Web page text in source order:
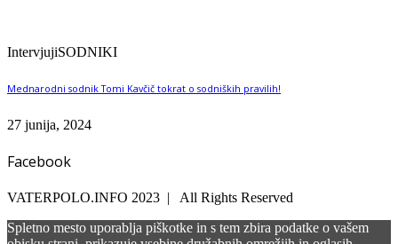
IntervjujiSODNIKI
Mednarodni sodnik Tomi Kavčič tokrat o sodniških pravilih!
27 junija, 2024
Facebook
VATERPOLO.INFO 2023 | All Rights Reserved
Spletno mesto uporablja piškotke in s tem zbira podatke o vašem